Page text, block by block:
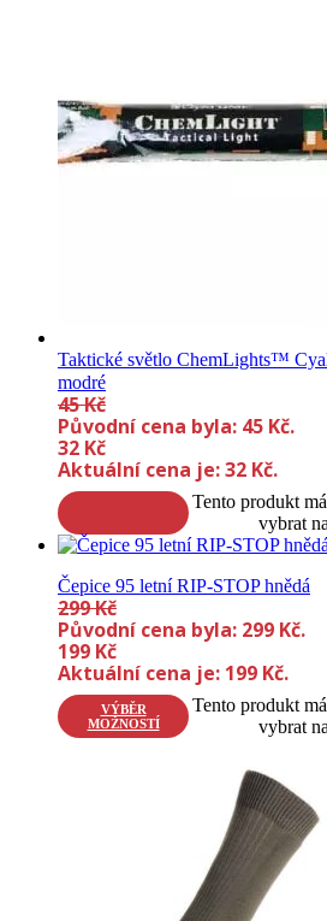
Taktické světlo ChemLights™
modré
45Kč
Původní cena byla: 45 Kč.
32 Kč
Aktuální cena je: 32 Kč.
Tento produkt
vybrat
Čepice 95 letní RIP-STOP hnědá
299Kč
Původní cena byla: 299 Kč.
199 Kč
Aktuální cena je: 199 Kč.
VÝBĚR
MOŽNOSTÍ
Tento produkt
vybrat